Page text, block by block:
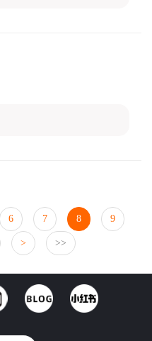
6 7 8 9
> >>